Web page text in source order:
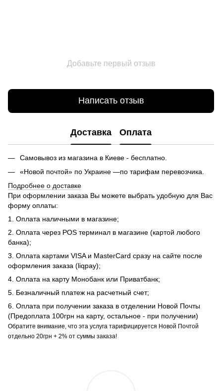
Добавьте первый отзыв
Написать отзыв
Доставка Оплата
Самовывоз из магазина в Киеве - бесплатно.
«Новой почтой» по Украине —по тарифам перевозчика.
Подробнее о доставке
При оформлении заказа Вы можете выбрать удобную для Вас
форму оплаты:
1. Оплата наличными в магазине;
2. Оплата через POS терминал в магазине (картой любого
банка);
3. Оплата картами VISA и MasterCard сразу на сайте после
оформления заказа (liqpay);
4. Оплата на карту Монобанк или Приватбанк;
5. Безналичный платеж на расчетный счет;
6. Оплата при получении заказа в отделении Новой Почты
(Предоплата 100грн на карту, остальное - при получении)
Обратите внимание, что эта услуга тарифицируется Новой Почтой
отдельно 20грн + 2% от суммы заказа!